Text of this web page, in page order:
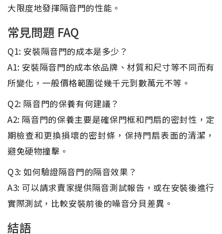
大限度地發揮隔音門的性能。
常見問題 FAQ
Q1: 安裝隔音門的成本是多少？
A1: 安裝隔音門的成本依品牌、材質和尺寸等不同而有
所變化，一般價格範圍從幾千元到數萬元不等。
Q2: 隔音門的保養有何建議？
A2: 隔音門的保養主要是確保門框和門扇的密封性，定
期檢查和更換損壞的密封條，保持門扇表面的清潔，
避免硬物撞擊。
Q3: 如何驗證隔音門的隔音效果？
A3: 可以請求賣家提供隔音測試報告，或在安裝後進行
實際測試，比較安裝前後的噪音分貝差異。
結語